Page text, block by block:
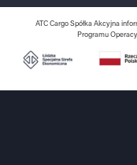
ATC Cargo Spółka Akcyjna
Programu